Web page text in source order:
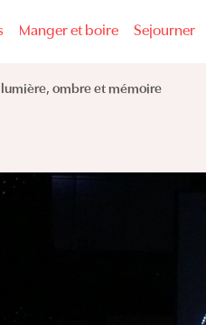
Manger et boire Sejourner
lumière, ombre et mémoire